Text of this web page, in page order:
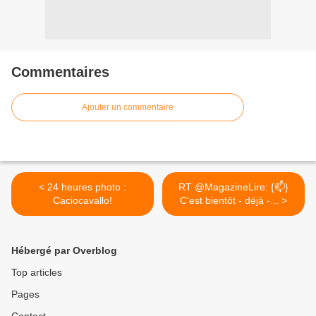
Commentaires
Ajouter un commentaire
< 24 heures photo :
Caciocavallo!
RT @MagazineLire: {📫}
C'est bientôt - déjà -... >
Hébergé par Overblog
Top articles
Pages